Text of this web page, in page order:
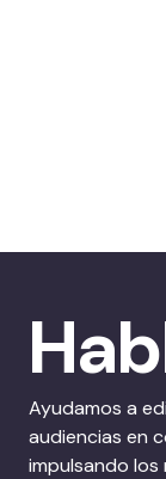
Ayudamos a
audiencias en
impulsando